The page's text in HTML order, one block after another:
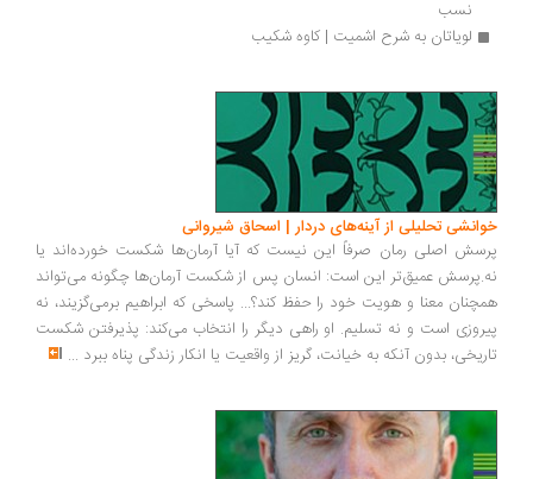
لویاتان به شرح اشمیت | کاوه شکیب
تحلیلی از آینه‌های دردار | اسحاق شیروانی
اصلی رمان صرفاً این نیست که آیا آرمان‌ها شکست خورده‌اند یا
عمیق‌تر این است: انسان پس از شکست آرمان‌ها چگونه می‌تواند
معنا و هویت خود را حفظ کند؟... پاسخی که ابراهیم برمی‌گزیند، نه
است و نه تسلیم. او راهی دیگر را انتخاب می‌کند: پذیرفتن شکست
بدون آنکه به خیانت، گریز از واقعیت یا انکار زندگی پناه ببرد...